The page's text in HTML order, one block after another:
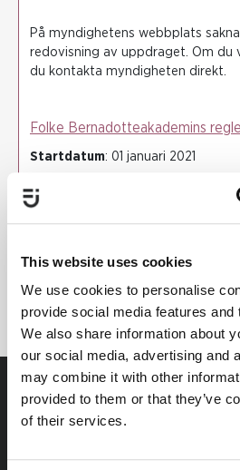
This website uses cookies
We use cookies to personalise
provide social media features and
We also share information about
our social media, advertising and
may combine it with other
provided to them or that they’ve
of their services.
På myndighetens webbplats
redovisning av uppdraget. Om du
du kontakta myndigheten direkt.
Folke Bernadotteakademins
Startdatum: 01 januari 2021